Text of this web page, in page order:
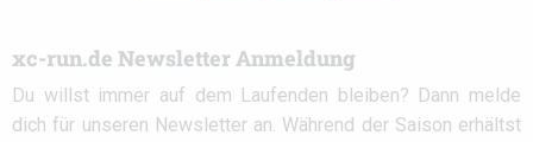
xc-run.de Newsletter Anmeldung
Du willst immer auf dem Laufenden bleiben? Dann melde
dich für unseren Newsletter an. Während der Saison erhältst